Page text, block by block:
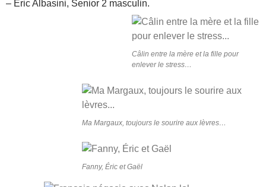
– Éric Albasini, Senior 2 masculin.
Câlin entre la mère et la fille pour
enlever le stress…
Ma Margaux, toujours le sourire aux lèvres…
Fanny, Éric et Gaël